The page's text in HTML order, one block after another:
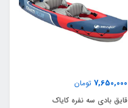
7,650,000 تومان
قایق بادی سه نفره کایاک